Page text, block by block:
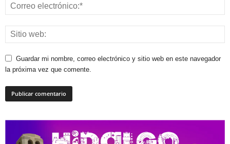
Guardar mi nombre, correo electrónico y sitio web en este navegador
la próxima vez que comente.